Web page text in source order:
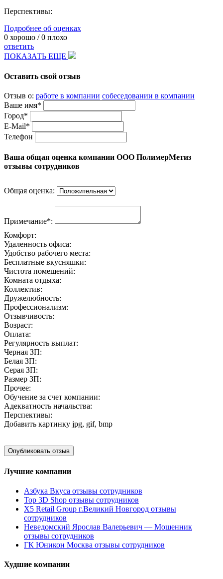
Перспективы:
Подробнее об оценках
0 хорошо /0 плохо
ответить
ПОКАЗАТЬ ЕЩЕ
Оставить свой отзыв
Отзыв о: работе в компании собеседовании в компании
Ваше имя*
Город*
E-Mail*
Телефон
Ваша общая оценка компании ООО ПолимерМетиз
отзывы сотрудников
Общая оценка:
Примечание*:
Комфорт:
Удаленность офиса:
Удобство рабочего места:
Бесплатные вкусняшки:
Чистота помещений:
Комната отдыха:
Коллектив:
Дружелюбность:
Профессионализм:
Отзывчивость:
Возраст:
Оплата:
Регулярность выплат:
Черная ЗП:
Белая ЗП:
Серая ЗП:
Размер ЗП:
Прочее:
Обучение за счет компании:
Адекватность начальства:
Перспективы:
Добавить картинку jpg, gif, bmp
Лучшие компании
Азбука Вкуса отзывы сотрудников
Top 3D Shop отзывы сотрудников
X5 Retail Group г.Великий Новгород отзывы
сотрудников
Неведомский Ярослав Валерьевич — Мошенник
отзывы сотрудников
ГК Юникон Москва отзывы сотрудников
Худшие компании